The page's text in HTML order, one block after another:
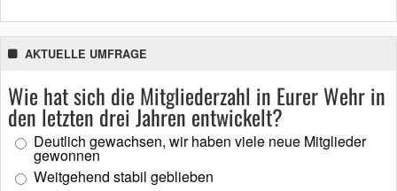
AKTUELLE UMFRAGE
Wie hat sich die Mitgliederzahl in Eurer Wehr in
den letzten drei Jahren entwickelt?
Deutlich gewachsen, wir haben viele neue Mitglieder
gewonnen
Weitgehend stabil geblieben